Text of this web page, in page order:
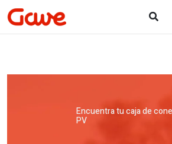
Encuentra tu caja de
PV